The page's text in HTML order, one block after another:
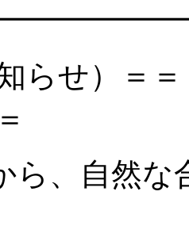
らせ）＝
ら、自然